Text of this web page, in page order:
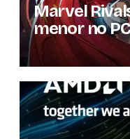
Marvel
menor no
9.5